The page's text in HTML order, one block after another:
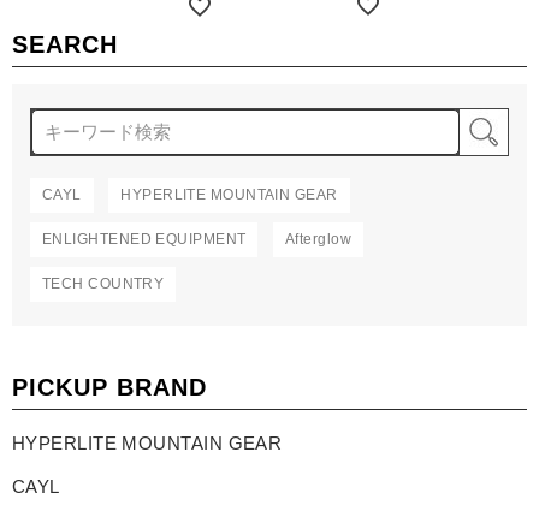
SEARCH
CAYL HYPERLITE MOUNTAIN GEAR
ENLIGHTENED EQUIPMENT Afterglow
TECH COUNTRY
PICKUP BRAND
HYPERLITE MOUNTAIN GEAR
CAYL